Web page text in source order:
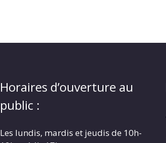
Horaires d’ouverture au
public :
Les lundis, mardis et jeudis de 10h-